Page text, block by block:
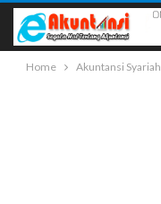
Home Akuntansi Syariah